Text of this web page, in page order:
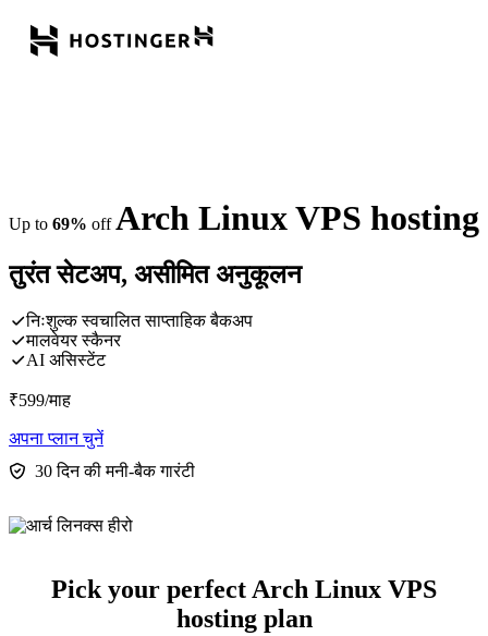
Up to 69% offArch Linux VPS hosting
तुरंत सेटअप, असीमित अनुकूलन
निःशुल्क स्वचालित साप्ताहिक बैकअप
मालवेयर स्कैनर
AI असिस्टेंट
₹599/माह
अपना प्लान चुनें
30 दिन की मनी-बैक गारंटी
Pick your perfect Arch Linux VPS
hosting plan